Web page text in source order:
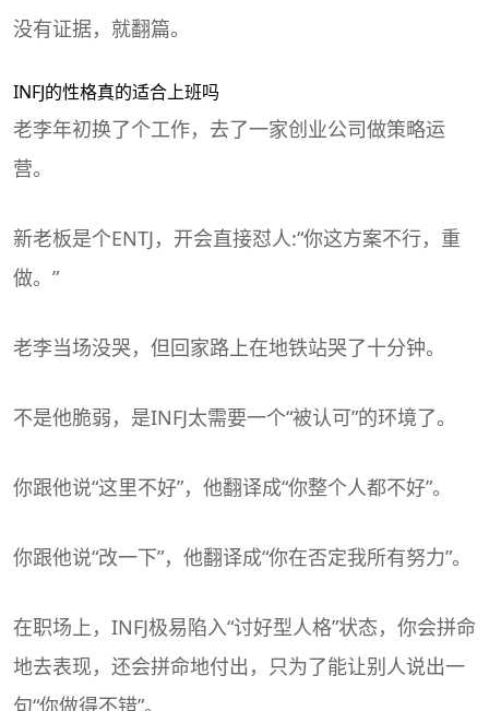
没有证据，就翻篇。
INFJ的性格真的适合上班吗
老李年初换了个工作，去了一家创业公司做策略运
营。
新老板是个ENTJ，开会直接怼人:“你这方案不行，重
做。”
老李当场没哭，但回家路上在地铁站哭了十分钟。
不是他脆弱，是INFJ太需要一个“被认可”的环境了。
你跟他说“这里不好”，他翻译成“你整个人都不好”。
你跟他说“改一下”，他翻译成“你在否定我所有努力”。
在职场 上，INFJ极易陷入“讨好型人格”状态，你会拼命
地去表现，还会拼命地付出，只为了能让别人说出一
句“你做得不错”。